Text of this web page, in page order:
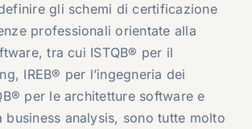
gli schemi di certificazione
professionali orientate alla
tra cui ISTQB® per il
IREB® per l’ingegneria dei
per le architetture software e
business analysis, sono tutte molto